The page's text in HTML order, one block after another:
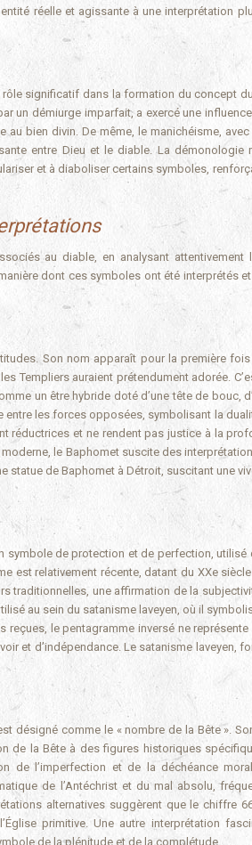
réelle et agissante à une interprétation
significatif dans la formation du concept
un démiurge imparfait, a exercé une
bien divin. De même, le manichéisme,
entre Dieu et le diable. La démonologie
et à diaboliser certains symboles,
au diable, en analysant attentivement
dont ces symboles ont été interprétés
Son nom apparaît pour la première
Templiers auraient prétendument adorée.
un être hybride doté d’une tête de bouc,
entre les forces opposées, symbolisant la
réductrices et ne rendent pas justice à la
le Baphomet suscite des
statue de Baphomet à Détroit, suscitant une
symbole de protection et de perfection,
est relativement récente, datant du XXe
traditionnelles, une affirmation de la
au sein du satanisme laveyen, où il
le pentagramme inversé ne
et d’indépendance. Le satanisme laveyen,
désigné comme le « nombre de la Bête ».
de la Bête à des figures historiques
de l’imperfection et de la déchéance
de l’Antéchrist et du mal absolu,
alternatives suggèrent que le chiffre
primitive. Une autre interprétation
de la plénitude et de la complétude.